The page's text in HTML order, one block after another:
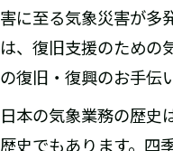
害に至る気象災害が多
は、復旧支援のための
の復旧・復興のお手伝
日本の気象業務の歴史
歴史でもあります。四